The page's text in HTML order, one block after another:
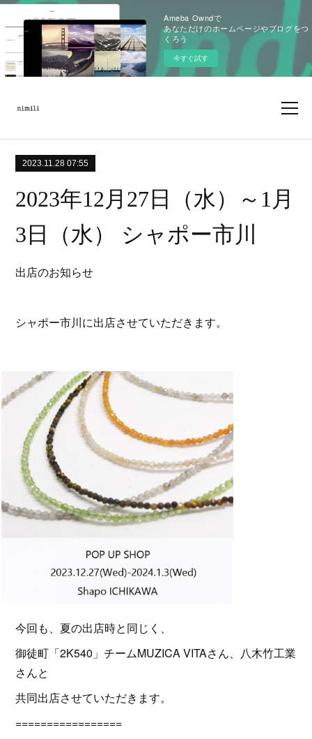
Ameba Owndで
あなただけのホームページやブログをつ
くろう
今すぐ試す
2023.11.28 07:55
2023年12月27日（水）～1月
3日（水） シャポー市川
出店のお知らせ
シャポー市川に出店させていただきます。
今回も、夏の出店時と同じく、
御徒町「2K540」チームMUZICA VITAさん、八木竹工業
さんと
共同出店させていただきます。
=================